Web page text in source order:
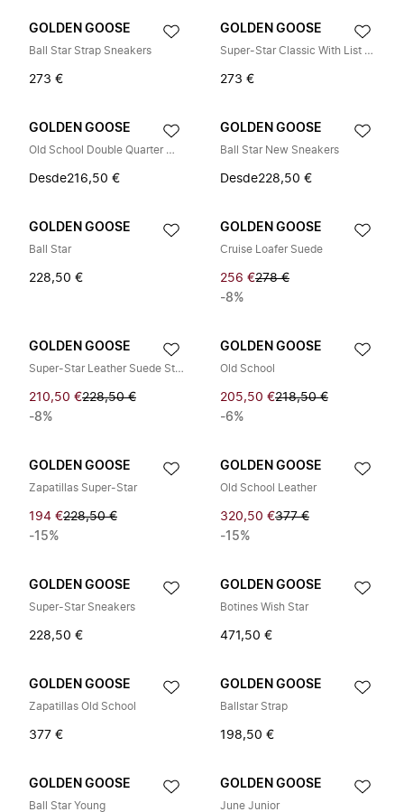
GOLDEN GOOSE
Ball Star Strap Sneakers
273 €
GOLDEN GOOSE
Super-Star Classic With List Sneakers
273 €
GOLDEN GOOSE
Old School Double Quarter With Lis Sneakers
Desde216,50 €
GOLDEN GOOSE
Ball Star New Sneakers
Desde228,50 €
GOLDEN GOOSE
Ball Star
228,50 €
GOLDEN GOOSE
Cruise Loafer Suede
256 €278 €
-8%
GOLDEN GOOSE
Super-Star Leather Suede Star
210,50 €228,50 €
-8%
GOLDEN GOOSE
Old School
205,50 €218,50 €
-6%
GOLDEN GOOSE
Zapatillas Super-Star
194 €228,50 €
-15%
GOLDEN GOOSE
Old School Leather
320,50 €377 €
-15%
GOLDEN GOOSE
Super-Star Sneakers
228,50 €
GOLDEN GOOSE
Botines Wish Star
471,50 €
GOLDEN GOOSE
Zapatillas Old School
377 €
GOLDEN GOOSE
Ballstar Strap
198,50 €
GOLDEN GOOSE
Ball Star Young
GOLDEN GOOSE
June Junior